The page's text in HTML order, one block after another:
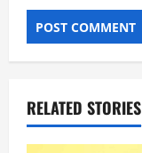
RELATED STORIES